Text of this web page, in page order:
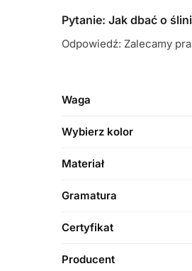
Pytanie: Jak dbać o
Odpowiedź: Zalecamy
Waga
Wybierz kolor
Materiał
Gramatura
Certyfikat
Producent